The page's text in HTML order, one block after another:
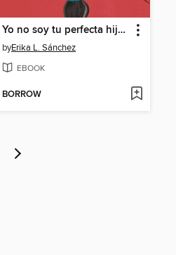
Yo no soy tu perfecta hija mexicana
byErika L. Sánchez
EBOOK
BORROW